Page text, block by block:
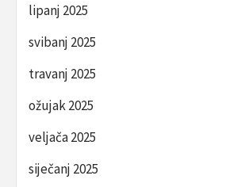
lipanj 2025
svibanj 2025
travanj 2025
ožujak 2025
veljača 2025
siječanj 2025